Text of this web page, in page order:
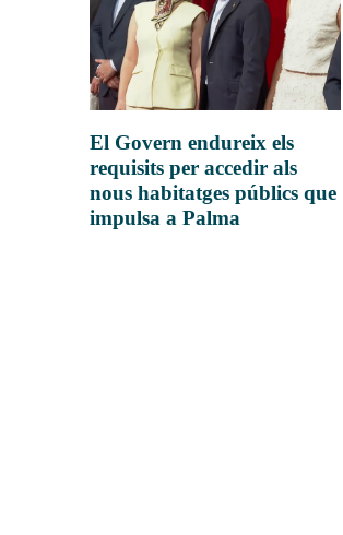
El Govern endureix els
requisits per accedir als
nous habitatges públics que
impulsa a Palma